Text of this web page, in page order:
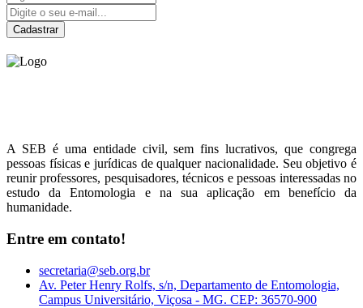
Cadastrar
A SEB é uma entidade civil, sem fins lucrativos, que congrega
pessoas físicas e jurídicas de qualquer nacionalidade. Seu objetivo é
reunir professores, pesquisadores, técnicos e pessoas interessadas no
estudo da Entomologia e na sua aplicação em benefício da
humanidade.
Entre em contato!
secretaria@seb.org.br
Av. Peter Henry Rolfs, s/n, Departamento de Entomologia,
Campus Universitário, Viçosa - MG. CEP: 36570-900